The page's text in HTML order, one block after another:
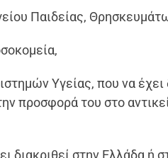
Παιδείας,
Υγείας, που να έχει
προσφορά του στο
στην Ελλάδα ή